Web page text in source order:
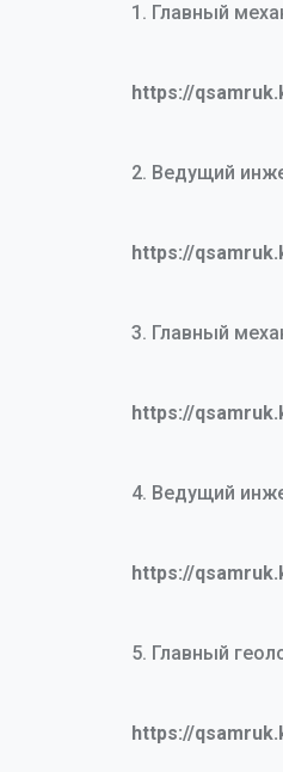
1. Главный
https://
2. Ведущий
https://
3. Главный
https://
4. Ведущий
https://
5. Главный
https://